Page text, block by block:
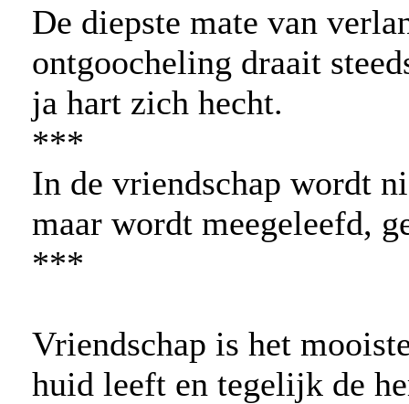
De diepste mate van
ontgoocheling draait
ja hart zich hecht.
***
In de vriendschap wordt
maar wordt meegeleefd,
***
Vriendschap is het
huid leeft en tegelijk de